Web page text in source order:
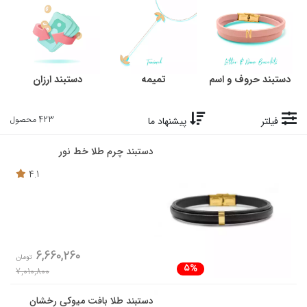
دستبند حروف و اسم تمیمه دستبند ارزان
فیلتر پیشنهاد ما 423 محصول
دستبند چرم طلا خط نور
4.1
5%
6,660,260 تومان
7,010,800
دستبند طلا بافت میوکی رخشان